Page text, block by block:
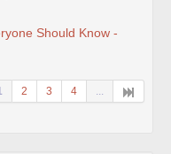
Should Know -
2 3 4